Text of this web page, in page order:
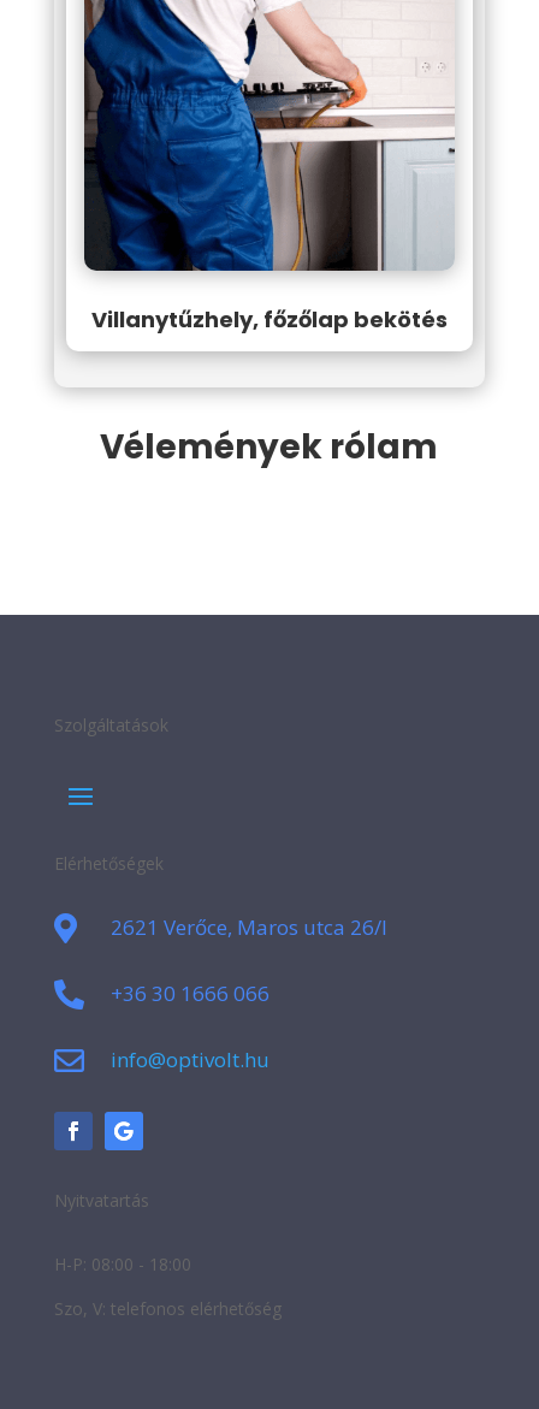
Villanytűzhely, főzőlap bekötés
Vélemények rólam
Szolgáltatások
Elérhetőségek
 2621 Verőce, Maros utca 26/I
 +36 30 1666 066
 info@optivolt.hu
Nyitvatartás
H-P: 08:00 - 18:00
Szo, V: telefonos elérhetőség